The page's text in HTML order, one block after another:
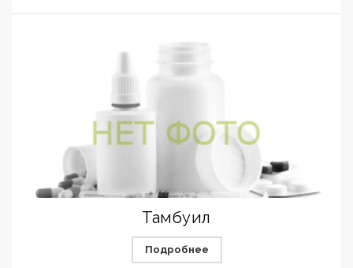
Тамбуил
Подробнее